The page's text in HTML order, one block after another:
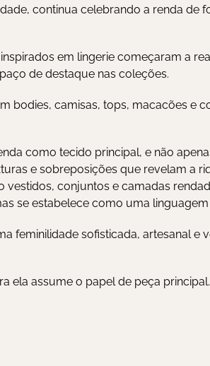
continua celebrando a renda
em lingerie começaram a
de destaque nas coleções.
bodies, camisas, tops, macacões
como tecido principal, e não
e sobreposições que revelam a
conjuntos e camadas
se estabelece como uma
feminilidade sofisticada, artesanal
ela assume o papel de peça principal.